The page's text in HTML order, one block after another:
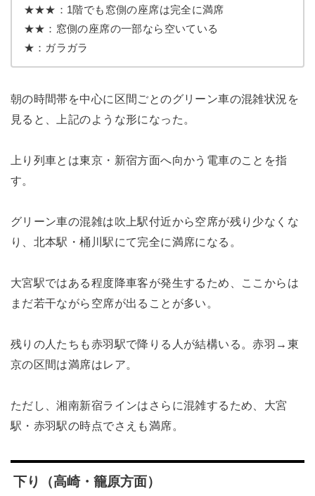
★★★：1階でも窓側の座席は完全に満席
★★：窓側の座席の一部なら空いている
★：ガラガラ
朝の時間帯を中心に区間ごとのグリーン車の混雑状況を
見ると、上記のような形になった。
上り列車とは東京・新宿方面へ向かう電車のことを指
す。
グリーン車の混雑は吹上駅付近から空席が残り少なくな
り、北本駅・桶川駅にて完全に満席になる。
大宮駅ではある程度降車客が発生するため、ここからは
まだ若干ながら空席が出ることが多い。
残りの人たちも赤羽駅で降りる人が結構いる。赤羽→東
京の区間は満席はレア。
ただし、湘南新宿ラインはさらに混雑するため、大宮
駅・赤羽駅の時点でさえも満席。
下り（高崎・籠原方面）